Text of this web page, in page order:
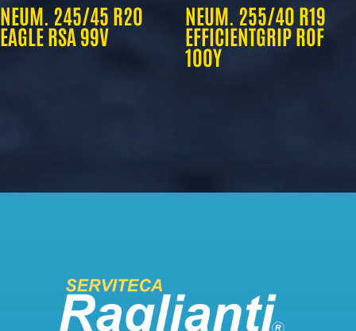
NEUM. 245/45 R20
EAGLE RSA 99V
NEUM. 255/40 R19
EFFICIENTGRIP ROF
100Y